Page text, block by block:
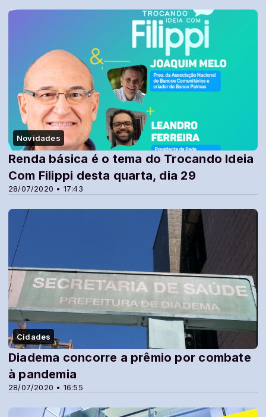
Novidades
28/07/2020 • 17:43
Renda básica é o tema do Trocando Ideia
Com Filippi desta quarta, dia 29
Cidades
28/07/2020 • 16:55
Diadema concorre a prêmio por combate
à pandemia